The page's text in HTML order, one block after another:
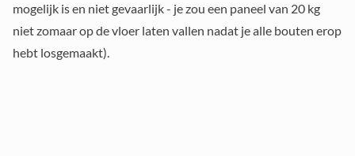
mogelijk is en niet gevaarlijk - je zou een paneel van 20 kg
niet zomaar op de vloer laten vallen nadat je alle bouten erop
hebt losgemaakt).